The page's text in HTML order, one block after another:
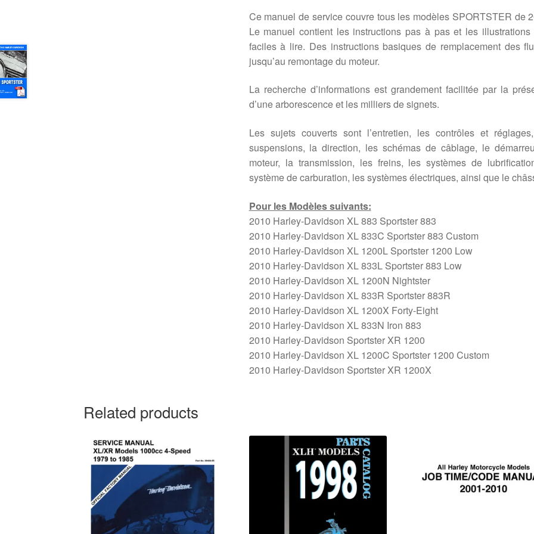
Ce manuel de service couvre tous les modèles SPORTSTER de
Le manuel contient les instructions pas à pas et les illustrations
faciles à lire. Des instructions basiques de remplacement des
jusqu’au remontage du moteur.
La recherche d’informations est grandement facilitée par la
d’une arborescence et les milliers de signets.
Les sujets couverts sont l’entretien, les contrôles et
suspensions, la direction, les schémas de câblage, le
moteur, la transmission, les freins, les systèmes de
système de carburation, les systèmes électriques, ainsi que le
Pour les Modèles suivants:
2010 Harley-Davidson XL 883 Sportster 883
2010 Harley-Davidson XL 833C Sportster 883 Custom
2010 Harley-Davidson XL 1200L Sportster 1200 Low
2010 Harley-Davidson XL 833L Sportster 883 Low
2010 Harley-Davidson XL 1200N Nightster
2010 Harley-Davidson XL 833R Sportster 883R
2010 Harley-Davidson XL 1200X Forty-Eight
2010 Harley-Davidson XL 833N Iron 883
2010 Harley-Davidson Sportster XR 1200
2010 Harley-Davidson XL 1200C Sportster 1200 Custom
2010 Harley-Davidson Sportster XR 1200X
Related products